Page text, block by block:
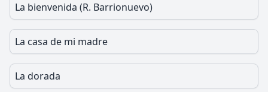
La bienvenida (R. Barrionuevo)
La casa de mi madre
La dorada